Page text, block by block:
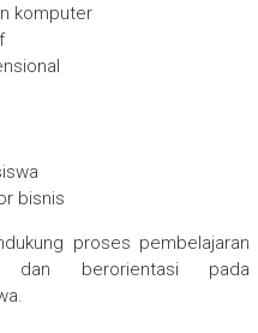
komputer
bisnis
proses pembelajaran
dan berorientasi pada